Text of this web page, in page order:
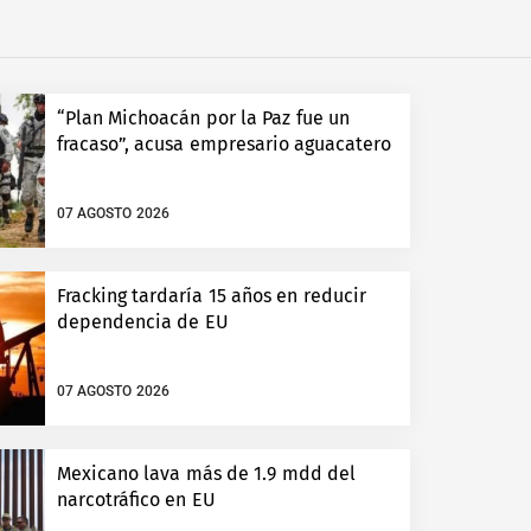
“Plan Michoacán por la Paz fue un
fracaso”, acusa empresario aguacatero
07 AGOSTO 2026
Fracking tardaría 15 años en reducir
dependencia de EU
07 AGOSTO 2026
Mexicano lava más de 1.9 mdd del
narcotráfico en EU